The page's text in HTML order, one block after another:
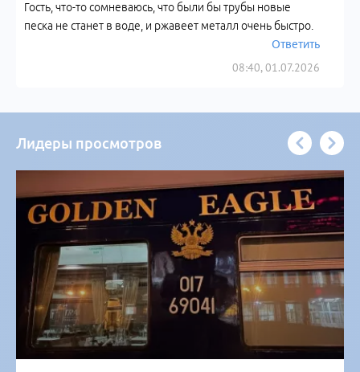
08:40, 01.07.2026
Гость, что-то сомневаюсь, что были бы трубы новые
песка не станет в воде, и ржавеет металл очень быстро.
Ответить
Лидеры просмотров